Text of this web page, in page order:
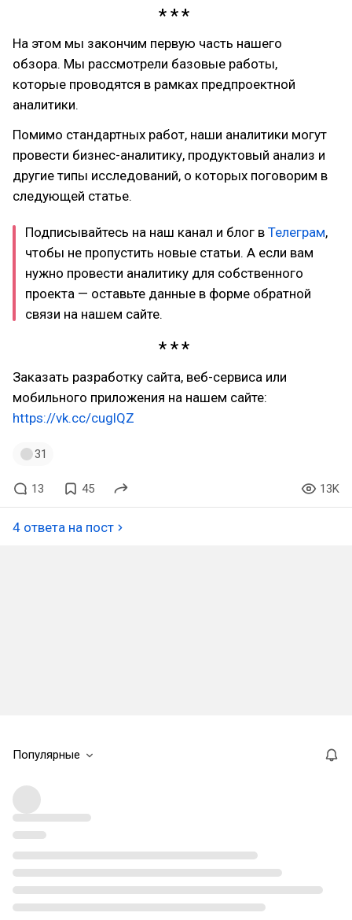
На этом мы закончим первую часть нашего
обзора. Мы рассмотрели базовые работы,
которые проводятся в рамках предпроектной
аналитики.
Помимо стандартных работ, наши аналитики могут
провести бизнес-аналитику, продуктовый анализ и
другие типы исследований, о которых поговорим в
следующей статье.
Подписывайтесь на наш канал и блог в Телеграм,
чтобы не пропустить новые статьи. А если вам
нужно провести аналитику для собственного
проекта — оставьте данные в форме обратной
связи на нашем сайте.
Заказать разработку сайта, веб-сервиса или
мобильного приложения на нашем сайте:
https://vk.cc/cuglQZ
31
13 45 13K
4 ответа на пост
Популярные